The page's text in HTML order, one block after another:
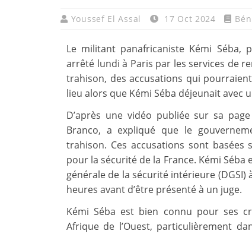
Youssef El Assal 17 Oct 2024
Le militant panafricaniste Kémi Séba,
arrêté lundi à Paris par les services de
trahison, des accusations qui
lieu alors que Kémi Séba déjeunait
D’après une vidéo publiée sur sa
Branco, a expliqué que le
trahison. Ces accusations sont basées
pour la sécurité de la France. Kémi
générale de la sécurité intérieure
heures avant d’être présenté à un juge.
Kémi Séba est bien connu pour ses
Afrique de l’Ouest, particulièrement